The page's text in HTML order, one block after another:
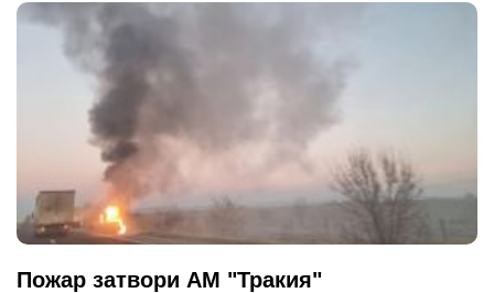
Пожар затвори АМ "Тракия"